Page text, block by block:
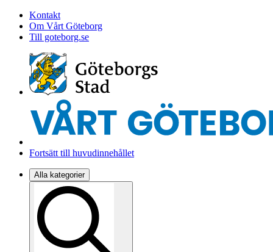
Kontakt
Om Vårt Göteborg
Till goteborg.se
Fortsätt till huvudinnehållet
Alla kategorier